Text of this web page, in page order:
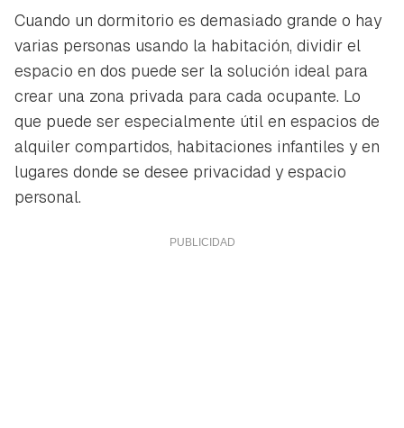
Cuando un dormitorio es demasiado grande o hay
varias personas usando la habitación, dividir el
espacio en dos puede ser la solución ideal para
crear una zona privada para cada ocupante. Lo
que puede ser especialmente útil en espacios de
alquiler compartidos, habitaciones infantiles y en
lugares donde se desee privacidad y espacio
personal.